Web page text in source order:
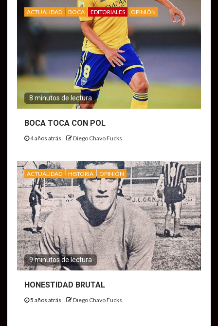
ACTUALIDAD BOCA EDITORIALES OPINIÓN
8 minutos de lectura
BOCA TOCA CON POL
4 años atrás Diego Chavo Fucks
ACTUALIDAD HISTORIA OPINIÓN
9 minutos de lectura
HONESTIDAD BRUTAL
5 años atrás Diego Chavo Fucks